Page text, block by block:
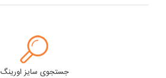
جستجوی سایز اورینگ